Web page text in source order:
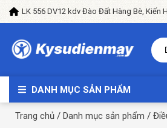
LK 556 DV12 kdv Đào Đất Hàng Bè, Kiến
DANH MỤC SẢN PHẨM
Trang chủ / Danh mục sản phẩm /